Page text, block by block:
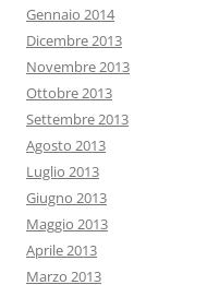
Gennaio 2014
Dicembre 2013
Novembre 2013
Ottobre 2013
Settembre 2013
Agosto 2013
Luglio 2013
Giugno 2013
Maggio 2013
Aprile 2013
Marzo 2013